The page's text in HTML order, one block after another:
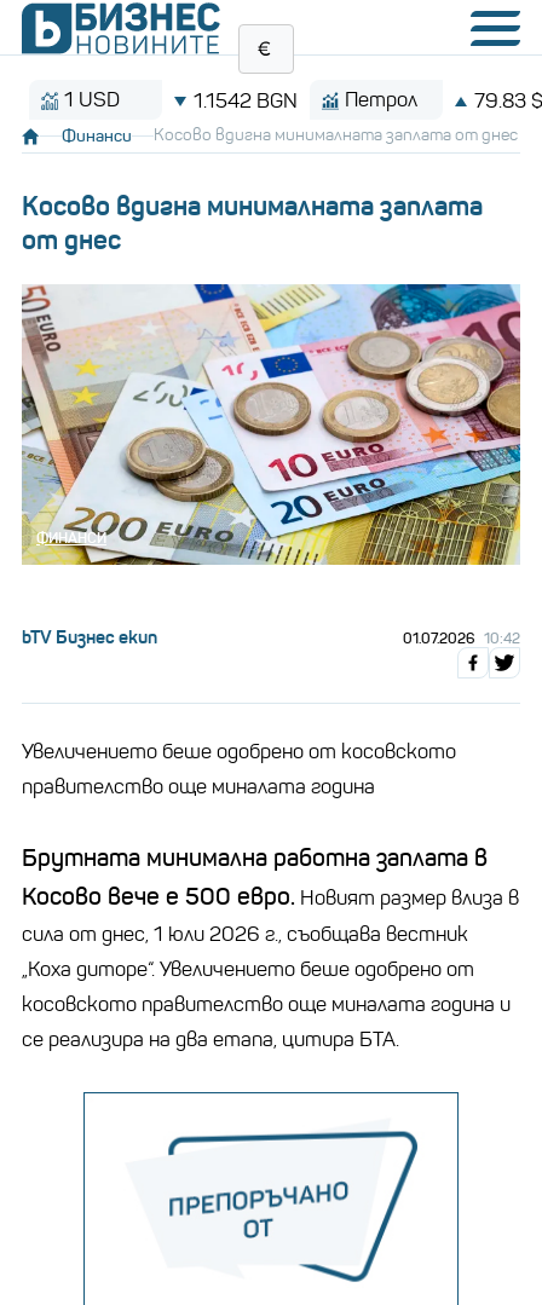
1 USD 1.1542 BGN Петрол 79.83 $/
Финанси Косово вдигна минималната заплата от днес
Косово вдигна минималната заплата
от днес
ФИНАНСИ
bTV Бизнес екип 01.07.2026 10:42
Увеличението беше одобрено от косовското
правителство още миналата година
Брутната минимална работна заплата в
Косово вече е 500 евро. Новият размер влиза в
сила от днес, 1 юли 2026 г., съобщава вестник
„Коха диторе“. Увеличението беше одобрено от
косовското правителство още миналата година и
се реализира на два етапа, цитира БТА.